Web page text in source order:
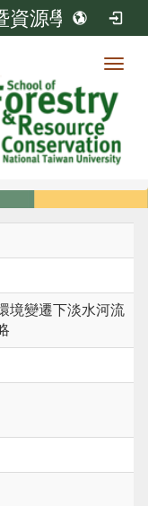
資源學系
境變遷下淡水河流